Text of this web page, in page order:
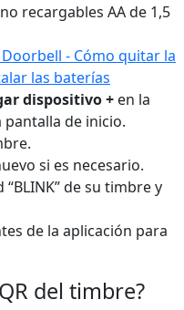
recargables AA de 1,5
- Cómo quitar la
las baterías
dispositivo + en la
de inicio.
si es necesario.
de su timbre y
de la aplicación para
del timbre?